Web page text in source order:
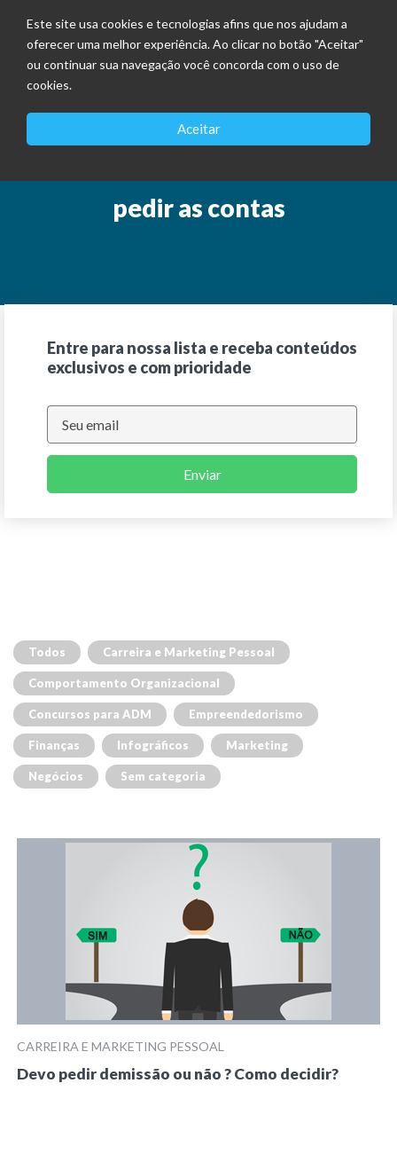
Este site usa cookies e tecnologias afins que nos ajudam a
oferecer uma melhor experiência. Ao clicar no botão "Aceitar"
ou continuar sua navegação você concorda com o uso de
cookies.
Aceitar
pedir as contas
Entre para nossa lista e receba conteúdos
exclusivos e com prioridade
Enviar
Todos Carreira e Marketing Pessoal
Comportamento Organizacional
Concursos para ADM Empreendedorismo
Finanças Infográficos Marketing
Negócios Sem categoria
CARREIRA E MARKETING PESSOAL
Devo pedir demissão ou não ? Como decidir?